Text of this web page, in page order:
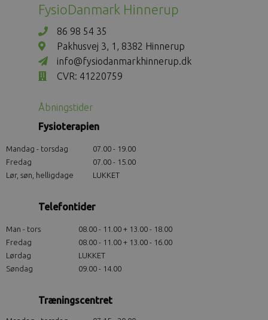
FysioDanmark Hinnerup
86 98 54 35
Pakhusvej 3, 1, 8382 Hinnerup
info@fysiodanmarkhinnerup.dk
CVR: 41220759
Åbningstider
Fysioterapien
Mandag - torsdag
07.00 - 19.00
Fredag
07.00 - 15.00
Lør, søn, helligdage
LUKKET
Telefontider
Man - tors
08.00 - 11.00 + 13.00 - 18.00
Fredag
08.00 - 11.00 + 13.00 - 16.00
Lørdag
LUKKET
Søndag
09.00 - 14.00
Træningscentret